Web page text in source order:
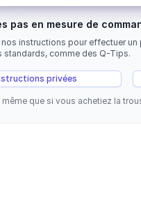
pas en mesure de
instructions pour effectuer
standards, comme des Q-Tips.
privées
même que si vous achetiez la